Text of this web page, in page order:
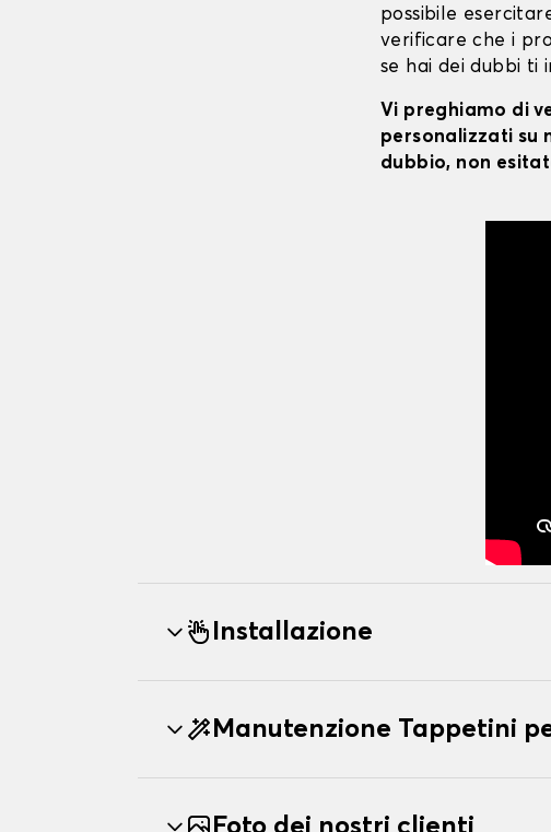
possibile
verificare che i
se hai dei dubbi ti
Vi preghiamo di
personalizzati su
dubbio, non
Installazione
Manutenzione Tappetini